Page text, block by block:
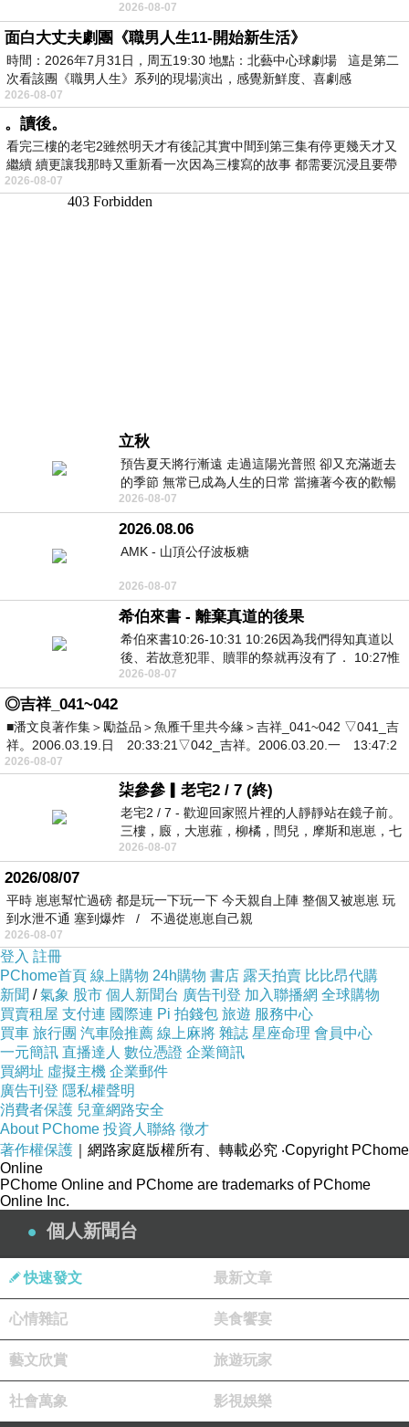
愉快。
2026-08-07
面白大丈夫劇團《職男人生11-開始新生活》
時間：2026年7月31日，周五19:30 地點：北藝中心球劇場 這是第二
次看該團《職男人生》系列的現場演出，感覺新鮮度、喜劇感
2026-08-07
。讀後。
看完三樓的老宅2雖然明天才有後記其實中間到第三集有停更幾天才又
繼續 續更讓我那時又重新看一次因為三樓寫的故事 都需要沉浸且要帶
有
2026-08-07
立秋
預告夏天將行漸遠 走過這陽光普照 卻又充滿逝去
的季節 無常已成為人生的日常 當擁著今夜的歡暢
舒心 轉眼驟成昨日 而明晨 太陽
2026-08-07
2026.08.06
AMK - 山頂公仔波板糖
2026-08-07
希伯來書 - 離棄真道的後果
希伯來書10:26-10:31 10:26因為我們得知真道以
後、若故意犯罪、贖罪的祭就再沒有了． 10:27惟
有戰懼等候審判和那燒滅眾敵人的烈火
2026-08-07
◎吉祥_041~042
■潘文良著作集＞勵益品＞魚雁千里共今緣＞吉祥_041~042 ▽041_吉
祥。2006.03.19.日 20:33:21▽042_吉祥。2006.03.20.一 13:47:2
2026-08-07
柒參參▎老宅2 / 7 (終)
老宅2 / 7 - 歡迎回家照片裡的人靜靜站在鏡子前。
三樓，廄，大崽蕥，柳橘，閆兒，摩斯和崽崽，七
個人整整齊齊地站在鏡框之外，如同
2026-08-07
2026/08/07
平時 崽崽幫忙過磅 都是玩一下玩一下 今天親自上陣 整個又被崽崽 玩
到水泄不通 塞到爆炸 / 不過從崽崽自己親
2026-08-07
登入 註冊
PChome首頁 線上購物 24h購物 書店 露天拍賣 比比昂代購
新聞 /氣象 股市 個人新聞台 廣告刊登 加入聯播網 全球購物
買賣租屋 支付連 國際連 Pi 拍錢包 旅遊 服務中心
買車 旅行團 汽車險推薦 線上麻將 雜誌 星座命理 會員中心
一元簡訊 直播達人 數位憑證 企業簡訊
買網址 虛擬主機 企業郵件
廣告刊登 隱私權聲明
消費者保護 兒童網路安全
About PChome 投資人聯絡 徵才
著作權保護 ｜網路家庭版權所有、轉載必究 ‧Copyright PChome
Online
PChome Online and PChome are trademarks of PChome
Online Inc.
個人新聞台
快速發文 最新文章
心情雜記 美食饗宴
藝文欣賞 旅遊玩家
社會萬象 影視娛樂